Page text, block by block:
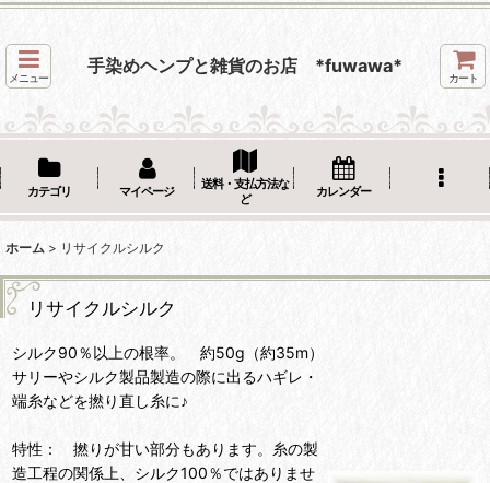
メニュー
手染めヘンプと雑貨のお店 *fuwawa*
カート
カテゴリ マイページ
送料・支払方法な
ど
カレンダー
ホーム > リサイクルシルク
リサイクルシルク
シルク90％以上の根率。 約50g（約35m）
サリーやシルク製品製造の際に出るハギレ・
端糸などを撚り直し糸に♪
特性： 撚りが甘い部分もあります。糸の製
造工程の関係上、シルク100％ではありませ